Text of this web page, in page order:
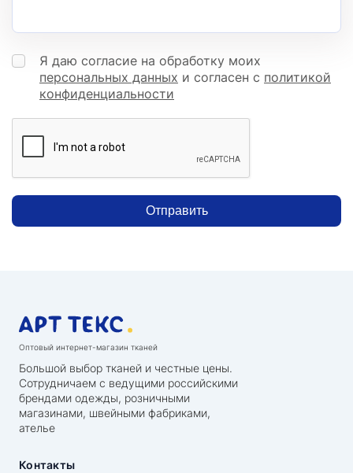
Я даю согласие на обработку моих
персональных данных и согласен с политикой
конфиденциальности
Отправить
Оптовый интернет-магазин тканей
Большой выбор тканей и честные цены.
Сотрудничаем с ведущими российскими
брендами одежды, розничными
магазинами, швейными фабриками,
ателье
Контакты